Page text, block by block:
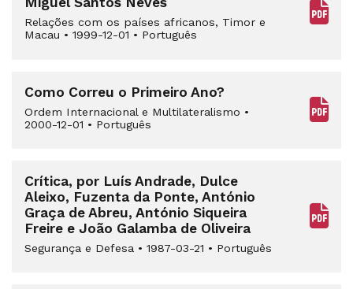
Relações com os países africanos, Timor e
Macau • 1999-12-01 • Português
Como Correu o Primeiro Ano?
Ordem Internacional e Multilateralismo •
2000-12-01 • Português
Crítica, por Luís Andrade, Dulce
Aleixo, Fuzenta da Ponte, António
Graça de Abreu, António Siqueira
Freire e João Galamba de Oliveira
Segurança e Defesa • 1987-03-21 • Português